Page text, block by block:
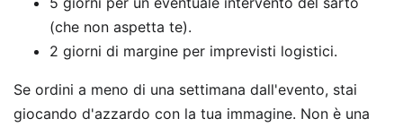
(che non aspetta te).
2 giorni di margine per imprevisti logistici.
Se ordini a meno di una settimana dall'evento, stai
giocando d'azzardo con la tua immagine. Non è una